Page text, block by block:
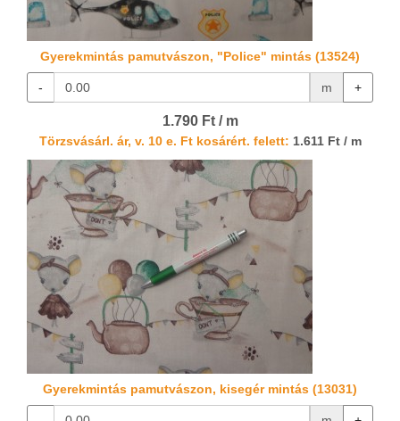
Gyerekmintás pamutvászon, "Police" mintás (13524)
- m +
1.790 Ft / m
Törzsvásárl. ár, v. 10 e. Ft kosárért. felett: 1.611 Ft / m
Gyerekmintás pamutvászon, kisegér mintás (13031)